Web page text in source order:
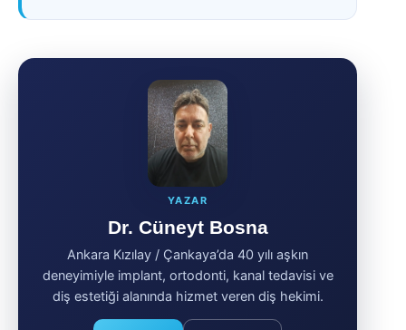
YAZAR
Dr. Cüneyt Bosna
Ankara Kızılay / Çankaya’da 40 yılı aşkın
deneyimiyle implant, ortodonti, kanal tedavisi ve
diş estetiği alanında hizmet veren diş hekimi.